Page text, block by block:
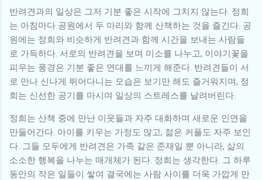
반려견과의 일상은 그저 기분 좋은 시작에 그치지 않는다. 정희
는 아침마다 공원에서 두 마리와 함께 산책하는 것을 즐긴다. 공
원에는 정희와 비슷하게 반려견과 함께 시간을 보내는 사람들
로 가득하다. 서로의 반려견을 보며 미소를 나누고, 이야기꽃을
피우는 풍경은 기분 좋은 연대를 느끼게 해준다. 반려견들이 서
로 만나 신나게 뛰어다니는 모습은 보기만 해도 즐거워지며, 정
희는 신선한 공기를 마시며 일상의 스트레스를 날려버린다.
정희는 산책 중에 만난 이웃들과 자주 대화하며 새로운 인연을
만들어간다. 아이를 키우는 가정도 많고, 젊은 커플도 자주 보인
다. 그들 모두에게 반려견은 가족 같은 존재일 뿐 아니라, 삶의
소소한 행복을 나누는 매개체가 된다. 정희는 생각한다. 그 하루
동안의 작은 일들이 쌓여 결국에는 사람 사이를 더욱 가깝게 만